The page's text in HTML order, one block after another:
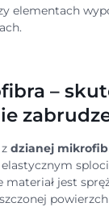
elementach
–
dzianej
materiał jest